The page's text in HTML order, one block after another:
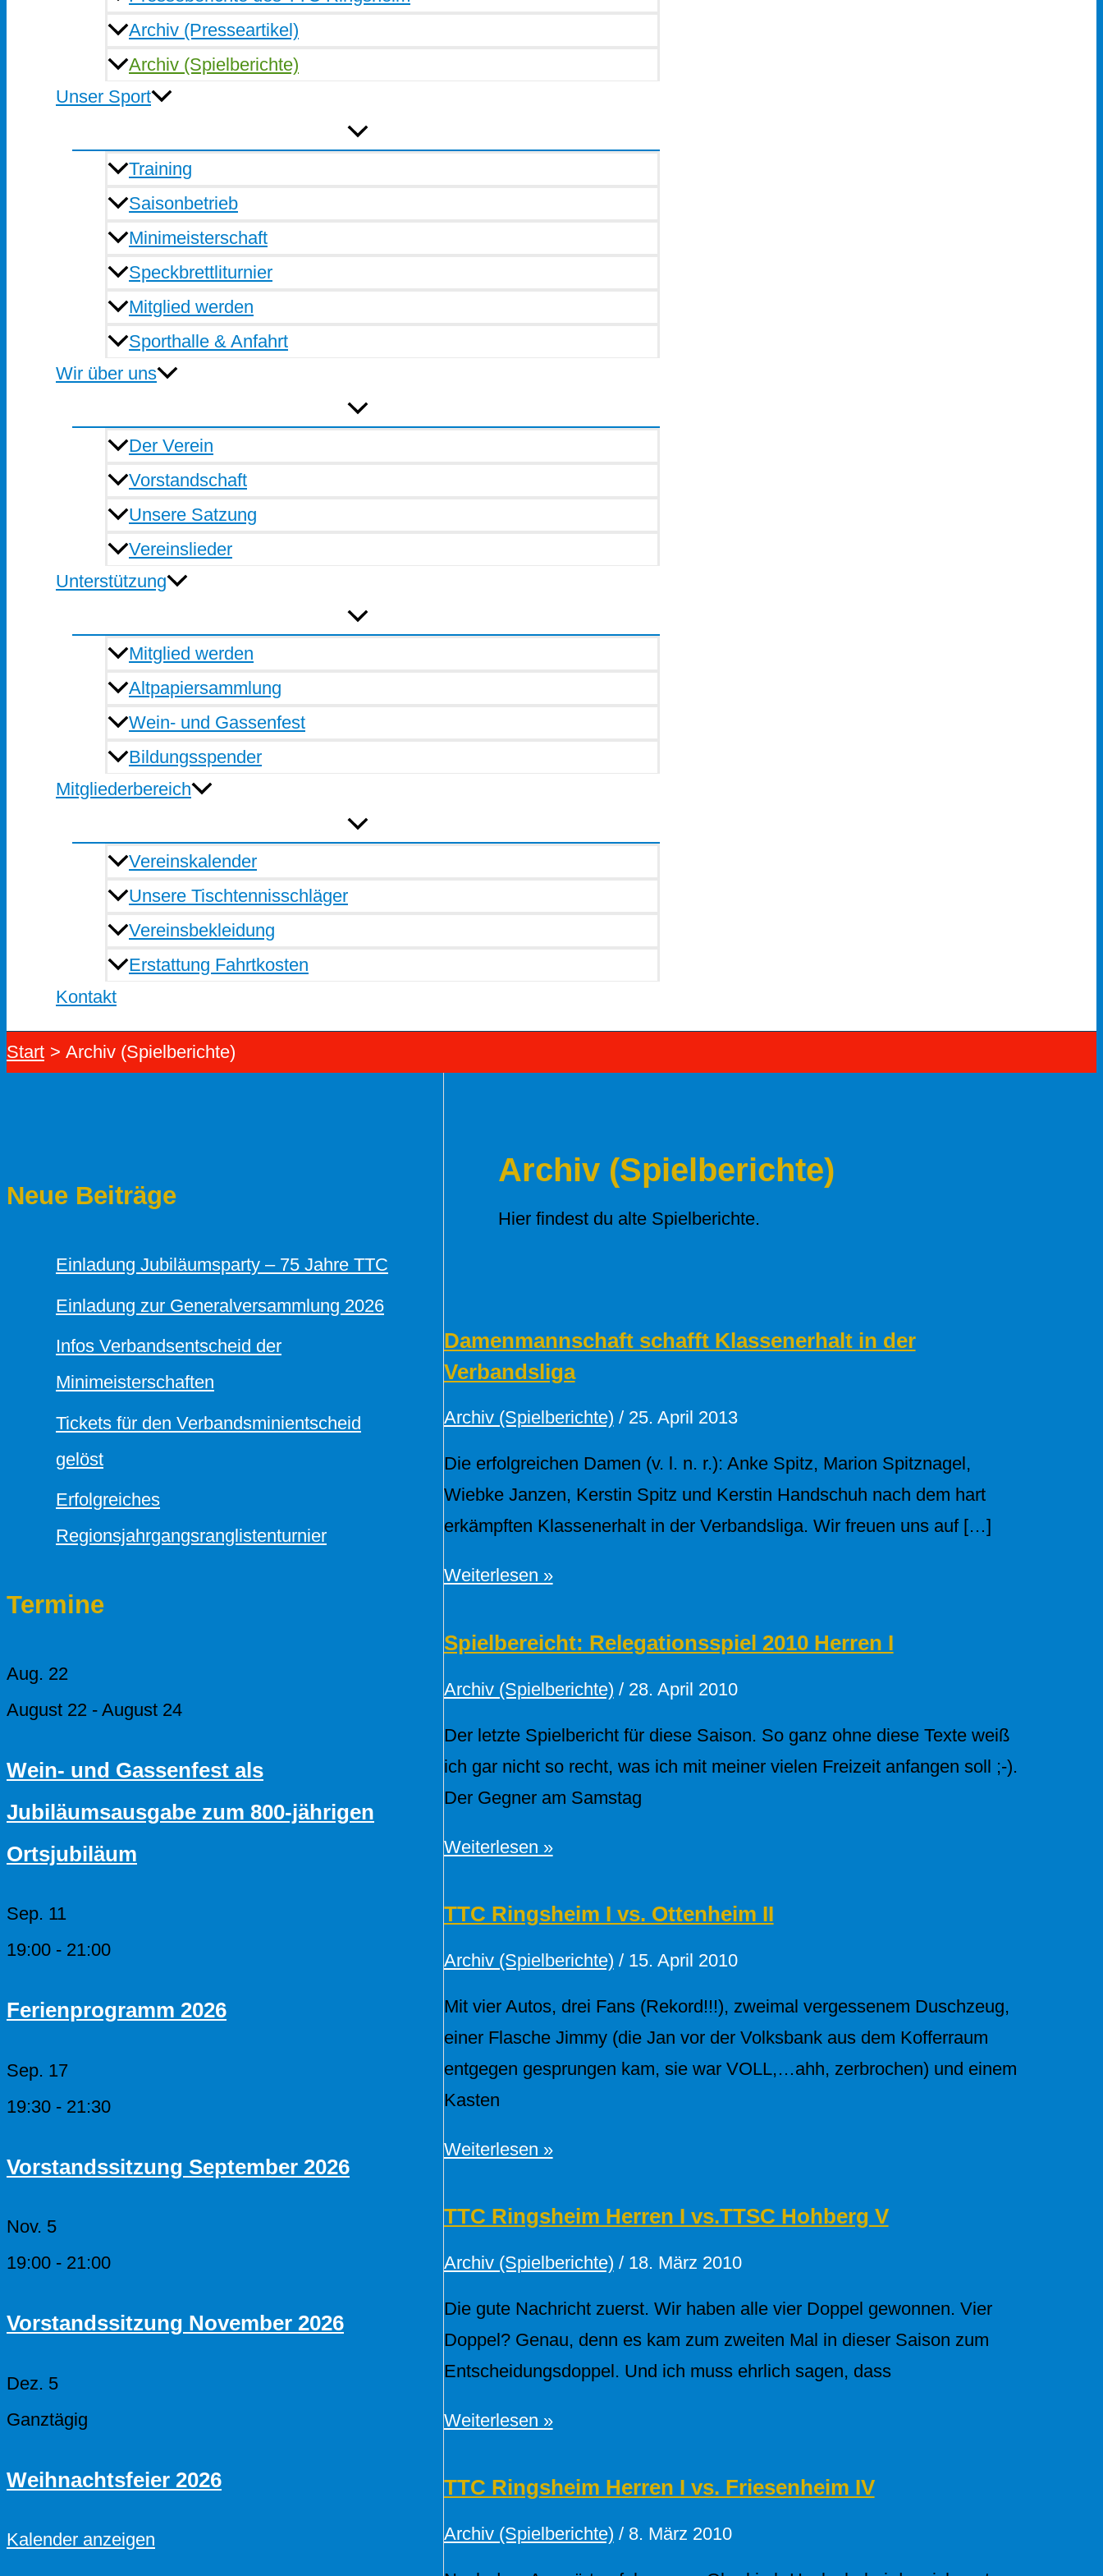
Archiv (Presseartikel)
Archiv (Spielberichte)
Unser Sport
Training
Saisonbetrieb
Minimeisterschaft
Speckbrettliturnier
Mitglied werden
Sporthalle & Anfahrt
Wir über uns
Der Verein
Vorstandschaft
Unsere Satzung
Vereinslieder
Unterstützung
Mitglied werden
Altpapiersammlung
Wein- und Gassenfest
Bildungsspender
Mitgliederbereich
Vereinskalender
Unsere Tischtennisschläger
Vereinsbekleidung
Erstattung Fahrtkosten
Kontakt
Start Archiv (Spielberichte)
Neue Beiträge
Einladung Jubiläumsparty – 75 Jahre TTC
Einladung zur Generalversammlung 2026
Infos Verbandsentscheid der
Minimeisterschaften
Tickets für den Verbandsminientscheid
gelöst
Erfolgreiches
Regionsjahrgangsranglistenturnier
Termine
Aug. 22
August 22 - August 24
Wein- und Gassenfest als
Jubiläumsausgabe zum 800-jährigen
Ortsjubiläum
Sep. 11
19:00 - 21:00
Ferienprogramm 2026
Sep. 17
19:30 - 21:30
Vorstandssitzung September 2026
Nov. 5
19:00 - 21:00
Vorstandssitzung November 2026
Dez. 5
Ganztägig
Weihnachtsfeier 2026
Kalender anzeigen
Archiv (Spielberichte)
Hier findest du alte Spielberichte.
Damenmannschaft schafft Klassenerhalt in der
Verbandsliga
Archiv (Spielberichte) / 25. April 2013
Die erfolgreichen Damen (v. l. n. r.): Anke Spitz, Marion Spitznagel,
Wiebke Janzen, Kerstin Spitz und Kerstin Handschuh nach dem hart
erkämpften Klassenerhalt in der Verbandsliga. Wir freuen uns auf […]
Damenmannschaft
Klassenerhalt
der
Verbandsliga
Weiterlesen »
Spielbereicht: Relegationsspiel 2010 Herren I
Archiv (Spielberichte) / 28. April 2010
Der letzte Spielbericht für diese Saison. So ganz ohne diese Texte weiß
ich gar nicht so recht, was ich mit meiner vielen Freizeit anfangen soll ;-).
Der Gegner am Samstag
Spielbereicht:
2010
I
Weiterlesen »
TTC Ringsheim I vs. Ottenheim II
Archiv (Spielberichte) / 15. April 2010
Mit vier Autos, drei Fans (Rekord!!!), zweimal vergessenem Duschzeug,
einer Flasche Jimmy (die Jan vor der Volksbank aus dem Kofferraum
entgegen gesprungen kam, sie war VOLL,…ahh, zerbrochen) und einem
Kasten
TTC
I
Ottenheim
II
Weiterlesen »
TTC Ringsheim Herren I vs.TTSC Hohberg V
Archiv (Spielberichte) / 18. März 2010
Die gute Nachricht zuerst. Wir haben alle vier Doppel gewonnen. Vier
Doppel? Genau, denn es kam zum zweiten Mal in dieser Saison zum
Entscheidungsdoppel. Und ich muss ehrlich sagen, dass
TTC
Herren
vs.TTSC
Weiterlesen »
TTC Ringsheim Herren I vs. Friesenheim IV
Archiv (Spielberichte) / 8. März 2010